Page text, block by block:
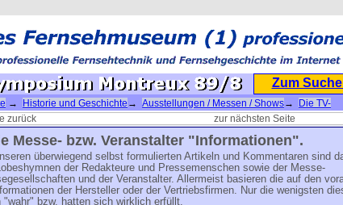
Zum
→ Historie und Geschichte → Ausstellungen / Messen / Shows→
Die TV-
→ 16. TV-Symposium Montreux 89/8
zurück zur nächsten Seite
Messe- bzw. Veranstalter "Informationen".
überwiegend selbst formulierten Artikeln und Kommentaren sind
der Redakteure und Pressemenschen sowie der Messe-
und der Veranstalter. Allermeist basieren die auf den
der Hersteller oder der Vertriebsfirmen. Nur die wenigsten
"wahr" bzw. hatten sich wirklich erfüllt.